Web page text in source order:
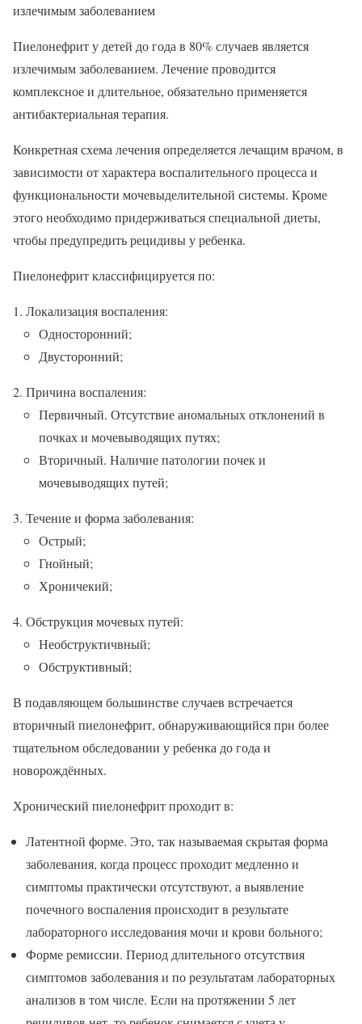
излечимым заболеванием
Пиелонефрит у детей до года в 80% случаев является
излечимым заболеванием. Лечение проводится
комплексное и длительное, обязательно применяется
антибактериальная терапия.
Конкретная схема лечения определяется лечащим врачом, в
зависимости от характера воспалительного процесса и
функциональности мочевыделительной системы. Кроме
этого необходимо придерживаться специальной диеты,
чтобы предупредить рецидивы у ребенка.
Пиелонефрит классифицируется по:
Локализация воспаления:
Односторонний;
Двусторонний;
Причина воспаления:
Первичный. Отсутствие аномальных отклонений в
почках и мочевыводящих путях;
Вторичный. Наличие патологии почек и
мочевыводящих путей;
Течение и форма заболевания:
Острый;
Гнойный;
Хроничекий;
Обструкция мочевых путей:
Необструктичвный;
Обструктивный;
В подавляющем большинстве случаев встречается
вторичный пиелонефрит, обнаруживающийся при более
тщательном обследовании у ребенка до года и
новорождённых.
Хронический пиелонефрит проходит в:
Латентной форме. Это, так называемая скрытая форма
заболевания, когда процесс проходит медленно и
симптомы практически отсутствуют, а выявление
почечного воспаления происходит в результате
лабораторного исследования мочи и крови больного;
Форме ремиссии. Период длительного отсутствия
симптомов заболевания и по результатам лабораторных
анализов в том числе. Если на протяжении 5 лет